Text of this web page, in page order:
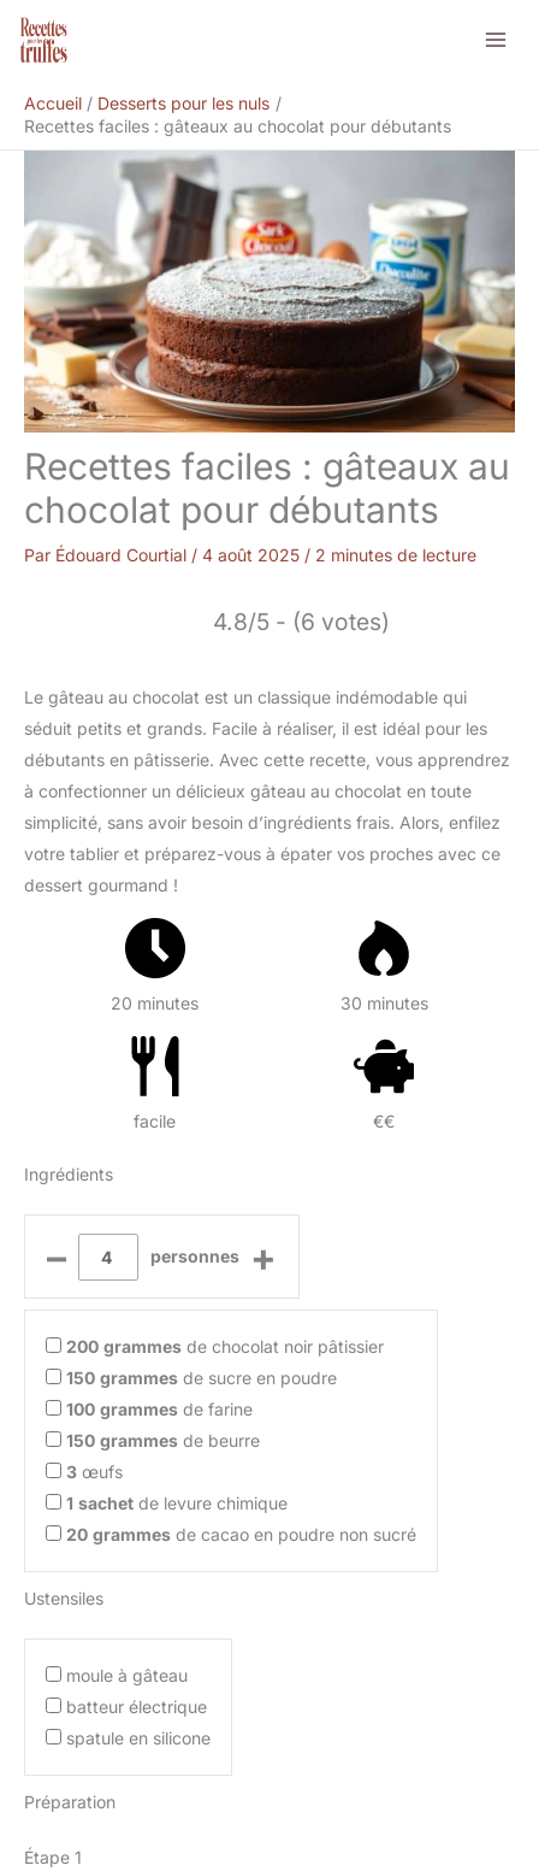
Aller
Accueil
Desserts pour les nuls
Recettes faciles : gâteaux au chocolat pour débutants
Recettes faciles : gâteaux au
chocolat pour débutants
Par Édouard Courtial / 4 août 2025 / 2 minutes de lecture
4.8/5 - (6 votes)
Le gâteau au chocolat est un classique indémodable qui
séduit petits et grands. Facile à réaliser, il est idéal pour les
débutants en pâtisserie. Avec cette recette, vous apprendrez
à confectionner un délicieux gâteau au chocolat en toute
simplicité, sans avoir besoin d’ingrédients frais. Alors, enfilez
votre tablier et préparez-vous à épater vos proches avec ce
dessert gourmand !
20 minutes 30 minutes
facile €€
Ingrédients
– personnes +
200 grammes de chocolat noir pâtissier
150 grammes de sucre en poudre
100 grammes de farine
150 grammes de beurre
3 œufs
1 sachet de levure chimique
20 grammes de cacao en poudre non sucré
Ustensiles
moule à gâteau
batteur électrique
spatule en silicone
Préparation
Étape 1
Rechercher